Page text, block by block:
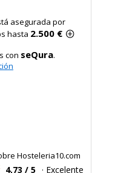
asegurada por
hasta 2.500 €
con seQura.
Hosteleria10.com
4,73 / 5 · Excelente